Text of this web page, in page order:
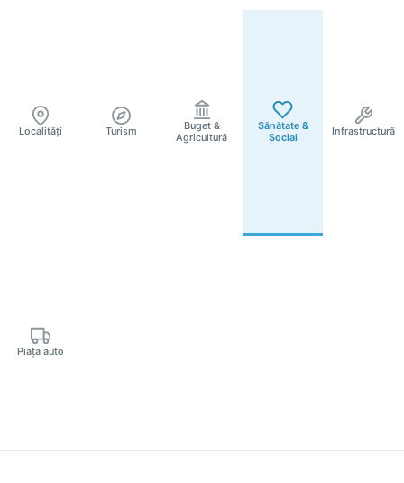
Localități Turism
Buget &
Agricultură
Sănătate &
Social
Infrastructură
Piața auto